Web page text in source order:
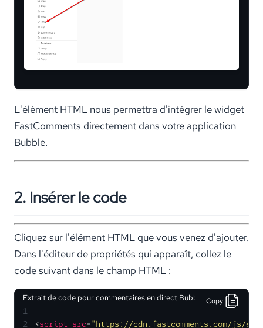
L'élément HTML nous permettra d'intégrer le widget
FastComments directement dans votre application
Bubble.
2. Insérer le code
Cliquez sur l'élément HTML que vous venez d'ajouter.
Dans l'éditeur de propriétés qui apparaît, collez le
code suivant dans le champ HTML :
Extrait de code pour commentaires en direct Bubble.ioCopy
1
2
<script src="https://cdn.fastcomments.com/js/